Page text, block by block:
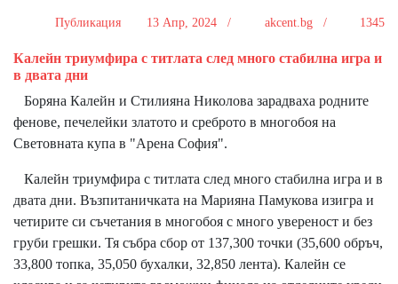
Публикация 13 Апр, 2024 / akcent.bg / 1345
Калейн триумфира с титлата след много стабилна игра и
в двата дни
Боряна Калейн и Стилияна Николова зарадваха родните
фенове, печелейки златото и среброто в многобоя на
Световната купа в "Арена София".
Калейн триумфира с титлата след много стабилна игра и в
двата дни. Възпитаничката на Марияна Памукова изигра и
четирите си съчетания в многобоя с много увереност и без
груби грешки. Тя събра сбор от 137,300 точки (35,600 обръч,
33,800 топка, 35,050 бухалки, 32,850 лента). Калейн се